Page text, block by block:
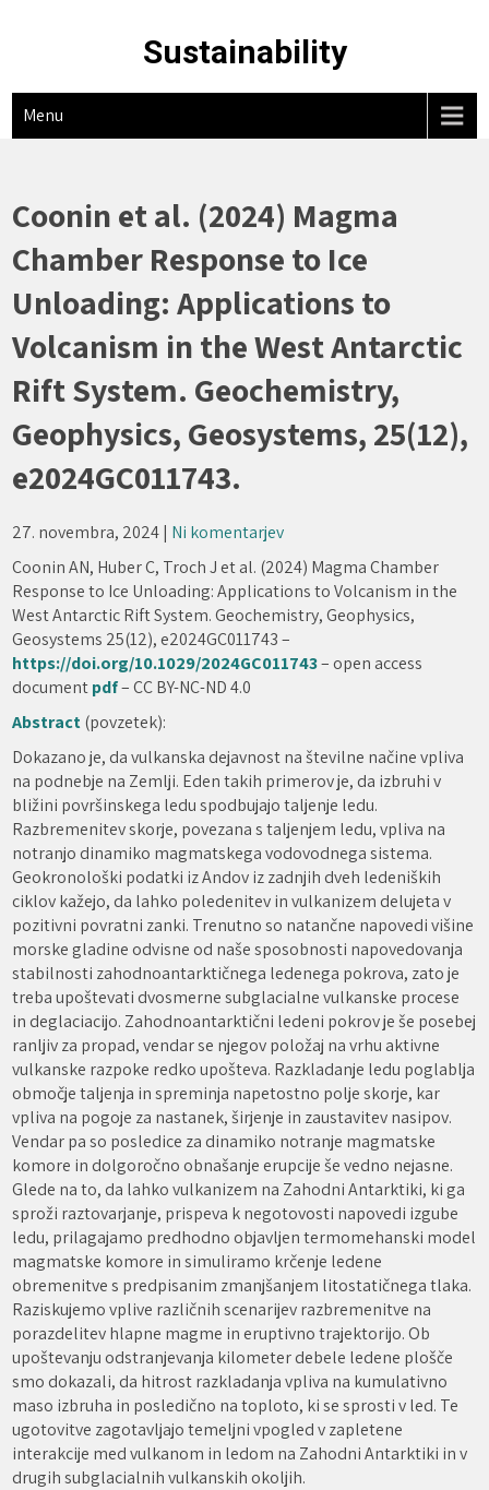
Sustainability
Menu
Coonin et al. (2024) Magma
Chamber Response to Ice
Unloading: Applications to
Volcanism in the West Antarctic
Rift System. Geochemistry,
Geophysics, Geosystems, 25(12),
e2024GC011743.
27. novembra, 2024| Ni komentarjev
Coonin AN, Huber C, Troch J et al. (2024) Magma Chamber
Response to Ice Unloading: Applications to Volcanism in the
West Antarctic Rift System. Geochemistry, Geophysics,
Geosystems 25(12), e2024GC011743 –
https://doi.org/10.1029/2024GC011743– open access
documentpdf– CC BY-NC-ND 4.0
Abstract(povzetek):
Dokazano je, da vulkanska dejavnost na številne načine vpliva
na podnebje na Zemlji. Eden takih primerov je, da izbruhi v
bližini površinskega ledu spodbujajo taljenje ledu.
Razbremenitev skorje, povezana s taljenjem ledu, vpliva na
notranjo dinamiko magmatskega vodovodnega sistema.
Geokronološki podatki iz Andov iz zadnjih dveh ledeniških
ciklov kažejo, da lahko poledenitev in vulkanizem delujeta v
pozitivni povratni zanki. Trenutno so natančne napovedi višine
morske gladine odvisne od naše sposobnosti napovedovanja
stabilnosti zahodnoantarktičnega ledenega pokrova, zato je
treba upoštevati dvosmerne subglacialne vulkanske procese
in deglaciacijo. Zahodnoantarktični ledeni pokrov je še posebej
ranljiv za propad, vendar se njegov položaj na vrhu aktivne
vulkanske razpoke redko upošteva. Razkladanje ledu poglablja
območje taljenja in spreminja napetostno polje skorje, kar
vpliva na pogoje za nastanek, širjenje in zaustavitev nasipov.
Vendar pa so posledice za dinamiko notranje magmatske
komore in dolgoročno obnašanje erupcije še vedno nejasne.
Glede na to, da lahko vulkanizem na Zahodni Antarktiki, ki ga
sproži raztovarjanje, prispeva k negotovosti napovedi izgube
ledu, prilagajamo predhodno objavljen termomehanski model
magmatske komore in simuliramo krčenje ledene
obremenitve s predpisanim zmanjšanjem litostatičnega tlaka.
Raziskujemo vplive različnih scenarijev razbremenitve na
porazdelitev hlapne magme in eruptivno trajektorijo. Ob
upoštevanju odstranjevanja kilometer debele ledene plošče
smo dokazali, da hitrost razkladanja vpliva na kumulativno
maso izbruha in posledično na toploto, ki se sprosti v led. Te
ugotovitve zagotavljajo temeljni vpogled v zapletene
interakcije med vulkanom in ledom na Zahodni Antarktiki in v
drugih subglacialnih vulkanskih okoljih.